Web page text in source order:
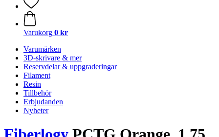
Varukorg 0 kr
Varumärken
3D-skrivare & mer
Reservdelar & uppgraderingar
Filament
Resin
Tillbehör
Erbjudanden
Nyheter